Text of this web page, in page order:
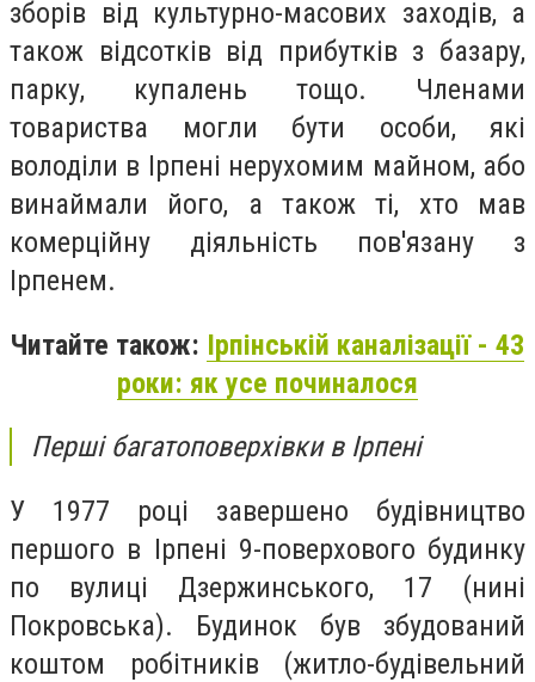
зборів від культурно-масових заходів, а
також відсотків від прибутків з базару,
парку, купалень тощо. Членами
товариства могли бути особи, які
володіли в Ірпені нерухомим майном, або
винаймали його, а також ті, хто мав
комерційну діяльність пов'язану з
Ірпенем.
Читайте також: Ірпінській каналізації - 43
роки: як усе починалося
Перші багатоповерхівки в Ірпені
У 1977 році завершено будівництво
першого в Ірпені 9-поверхового будинку
по вулиці Дзержинського, 17 (нині
Покровська). Будинок був збудований
коштом робітників (житло-будівельний